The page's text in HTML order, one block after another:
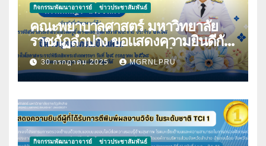
กิจกรรมพัฒนาอาจารย์ ข่าวประชาสัมพันธ์
คณะพยาบาลศาสตร์ มหาวิทยาลัย
ราชภัฏลำปาง ขอแสดงความยินดีกับ
นางมนันญา สายปินตา ที่ได้รับ
พระราชทานเครื่องราชอิสริยาภรณ์
30 กรกฎาคม 2025 MGRNLPRU
กิจกรรมพัฒนาอาจารย์ ข่าวประชาสัมพันธ์